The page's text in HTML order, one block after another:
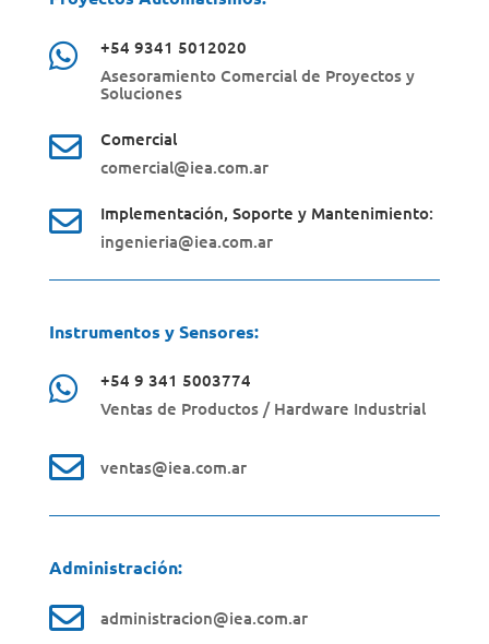

+54 9341 5012020
Asesoramiento Comercial de Proyectos y
Soluciones

Comercial
comercial@iea.com.ar

Implementación, Soporte y Mantenimiento:
ingenieria@iea.com.ar
Instrumentos y Sensores:

+54 9 341 5003774‬
Ventas de Productos / Hardware Industrial
 ventas@iea.com.ar
Administración:
 administracion@iea.com.ar